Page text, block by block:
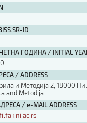
ID
ГОДИНА / INITIAL
/ ADDRESS
и Методија 2, 18000
and Metodija
/ e-MAIL ADDRESS